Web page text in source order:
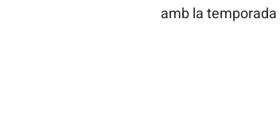
amb la temporada